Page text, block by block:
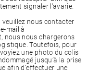
signaler l'avarie.
veuillez nous contacter
mail à
nous nous chargerons
Toutefois, pour
une photo du colis
jusqu’à la prise
afin d’effectuer une